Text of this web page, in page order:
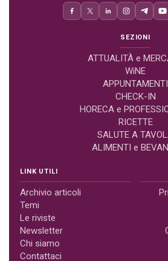
SEZIONI
ATTUALITÀ e
WiNE
APPUNTAMENTI
CHECK-IN
HORECA e
RICETTE
SALUTE A
ALIMENTI e
LINK UTILI
Archivio articoli
Temi
Le riviste
Newsletter
Chi siamo
Contattaci